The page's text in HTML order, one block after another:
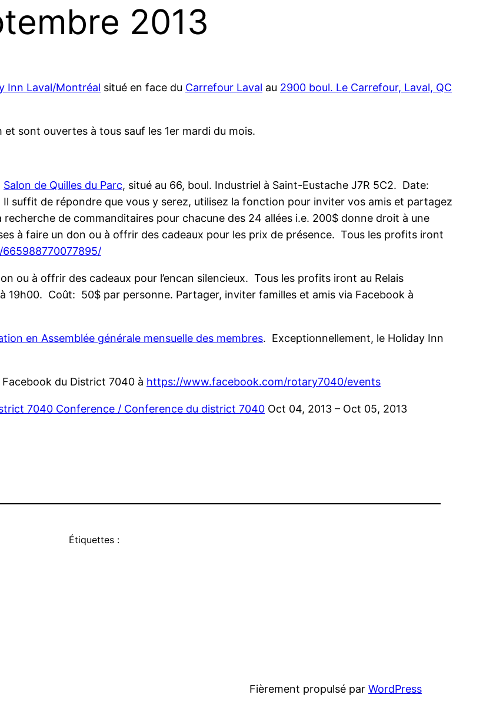
2013
Inn Laval/Montréal situé en face du Carrefour Laval au 2900 boul. Le Carrefour, Laval, QC
sont ouvertes à tous sauf les 1er mardi du mois.
Salon de Quilles du Parc, situé au 66, boul. Industriel à Saint-Eustache J7R 5C2. Date:
suffit de répondre que vous y serez, utilisez la fonction pour inviter vos amis et partagez
de commanditaires pour chacune des 24 allées i.e. 200$ donne droit à une
à faire un don ou à offrir des cadeaux pour les prix de présence. Tous les profits iront
ou à offrir des cadeaux pour l’encan silencieux. Tous les profits iront au Relais
19h00. Coût: 50$ par personne. Partager, inviter familles et amis via Facebook à
en Assemblée générale mensuelle des membres. Exceptionnellement, le Holiday Inn
Facebook du District 7040 à https://www.facebook.com/rotary7040/events
7040 Conference / Conference du district 7040 Oct 04, 2013 – Oct 05, 2013
Étiquettes :
Fièrement propulsé par WordPress